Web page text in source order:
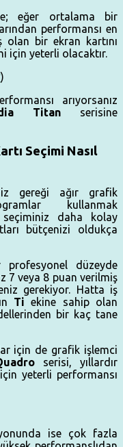
eğer ortalama bir
performansı en
bir ekran kartını
için yeterli olacaktır.
)
arıyorsanız
Titan serisine
Seçimi Nasıl
gereği ağır grafik
kullanmak
seçiminiz daha kolay
bütçenizi oldukça
düzeyde
7 veya 8 puan verilmiş
gerekiyor. Hatta iş
Ti ekine sahip olan
bir kaç tane
için de grafik işlemci
serisi, yıllardır
yeterli performansı
ise çok fazla